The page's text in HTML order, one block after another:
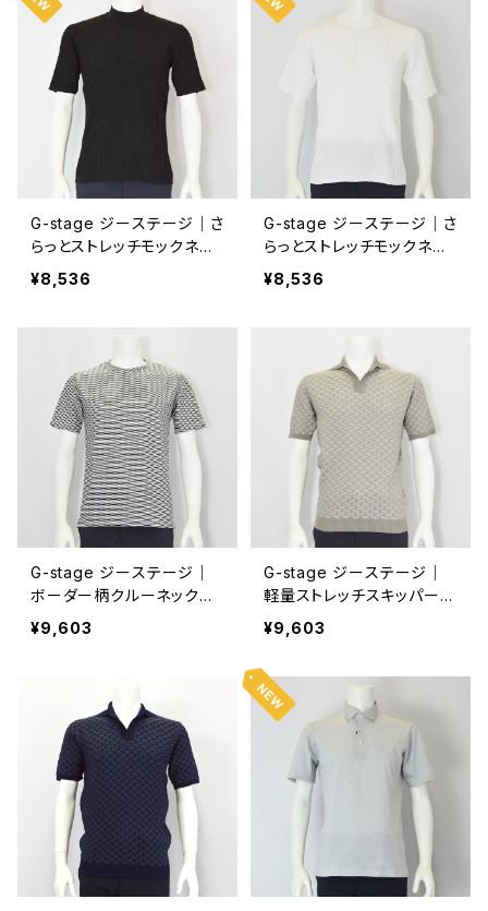
G-stage ジーステージ｜さ
らっとストレッチモックネッ
ク半袖Tシャツ｜150707
メンズ ブラック
¥8,536
G-stage ジーステージ｜さ
らっとストレッチモックネッ
ク半袖Tシャツ｜150707
メンズ ホワイト
¥8,536
G-stage ジーステージ｜
ボーダー柄クルーネック半
袖Tシャツ｜151501 メンズ
ブラック
¥9,603
G-stage ジーステージ｜
軽量ストレッチスキッパーニ
ットポロシャツ｜150706 メ
ンズ ベージュ
¥9,603